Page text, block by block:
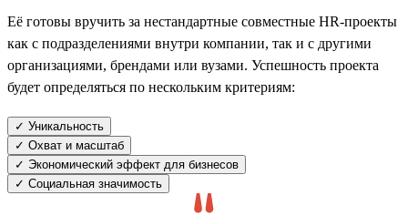
Её готовы вручить за нестандартные совместные HR-проекты
как с подразделениями внутри компании, так и с другими
организациями, брендами или вузами. Успешность проекта
будет определяться по нескольким критериям:
✓ Уникальность
✓ Охват и масштаб
✓ Экономический эффект для бизнесов
✓ Социальная значимость